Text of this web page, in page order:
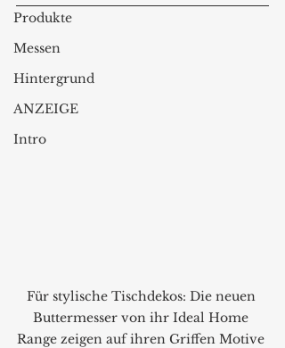
Produkte
Messen
Hintergrund
ANZEIGE
Intro
Für stylische Tischdekos: Die neuen
Buttermesser von ihr Ideal Home
Range zeigen auf ihren Griffen Motive